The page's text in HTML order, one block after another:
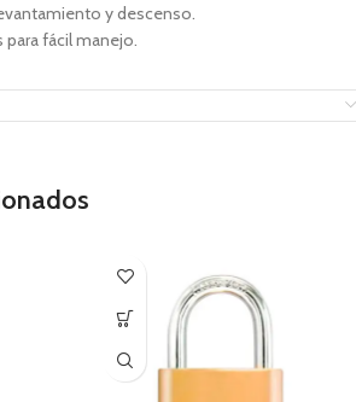
y descenso.
para fácil manejo.